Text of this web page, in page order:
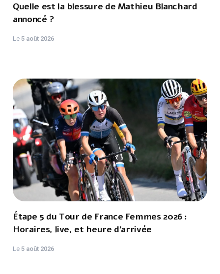
Quelle est la blessure de Mathieu Blanchard
annoncé ?
Le5 août 2026
Étape 5 du Tour de France Femmes 2026 :
Horaires, live, et heure d'arrivée
Le5 août 2026